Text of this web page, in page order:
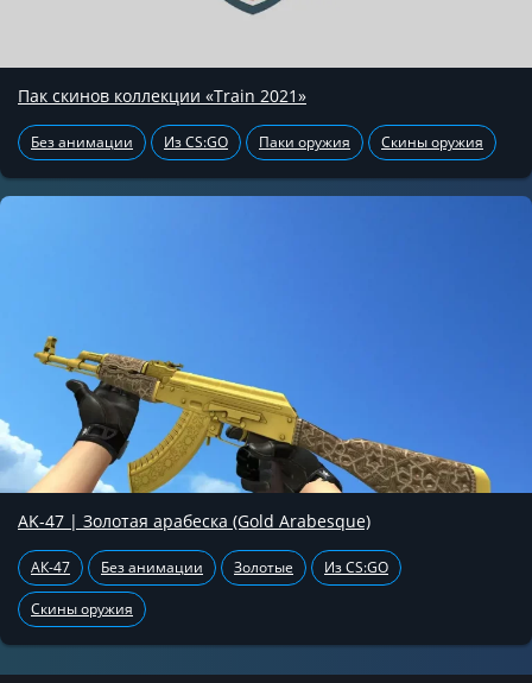
Пак скинов коллекции «Train 2021»
Без анимации Из CS:GO Паки оружия Скины оружия
AK-47 | Золотая арабеска (Gold Arabesque)
АК-47 Без анимации Золотые Из CS:GO
Скины оружия